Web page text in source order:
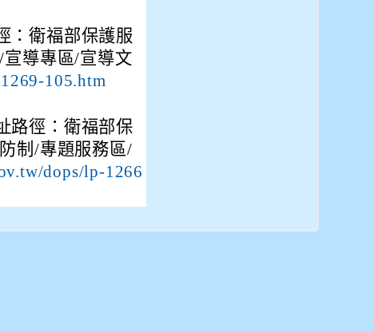
：衛福部保護服
導專區/宣導文
105.htm
路徑：衛福部保
制/專題服務區/
dops/lp-1266